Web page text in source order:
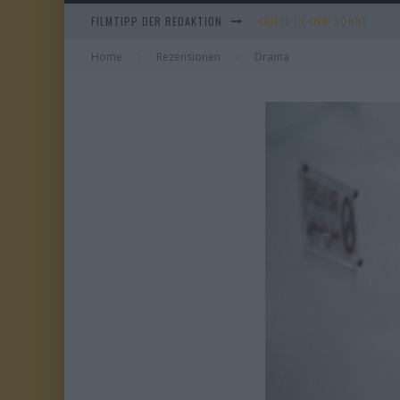
FILMTIPP DER REDAKTION EVERYTIME
WHAM! – 10 DAYS IN
Home Rezensionen Drama